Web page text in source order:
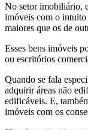
No setor imobiliário,
imóveis com o
maiores que os de
Esses bens imóveis
ou escritórios
Quando se fala
adquirir áreas não
edificáveis. E,
imóveis com os